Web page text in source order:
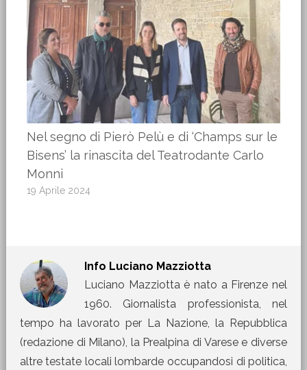
Nel segno di Pierò Pelù e di ‘Champs sur le
Bisens’ la rinascita del Teatrodante Carlo
Monni
19 Aprile 2024
Info Luciano Mazziotta
Luciano Mazziotta è nato a Firenze nel
1960. Giornalista professionista, nel
tempo ha lavorato per La Nazione, la Repubblica
(redazione di Milano), la Prealpina di Varese e diverse
altre testate locali lombarde occupandosi di politica,